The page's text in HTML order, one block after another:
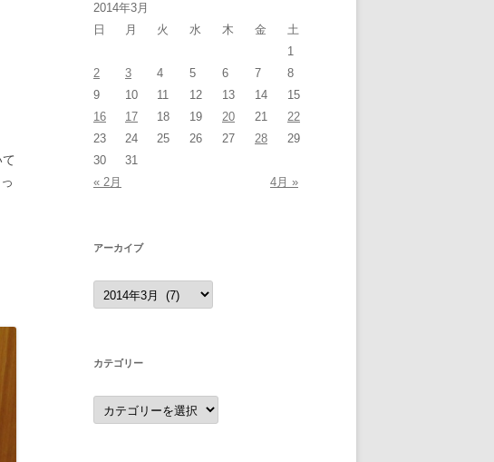
2014年3月
日
月 火 水 木 金
土
1
2
3 4 5 6 7
8
9
10 11 12 13 14
15
16
17 18 19 20 21
22
23
24 25 26 27 28
29
30
31
« 2月
4月 »
アーカイブ
ア
ー
カ
カテゴリー
カ
テ
ゴ